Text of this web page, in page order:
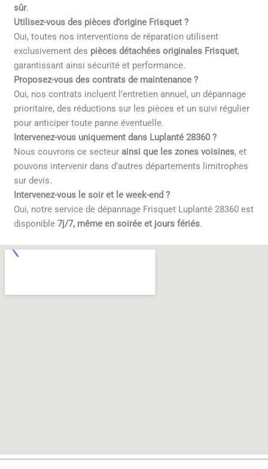
sûr.
Utilisez-vous des pièces d’origine Frisquet ?
Oui, toutes nos interventions de réparation utilisent
exclusivement des pièces détachées originales Frisquet,
garantissant ainsi sécurité et performance.
Proposez-vous des contrats de maintenance ?
Oui, nos contrats incluent l’entretien annuel, un dépannage
prioritaire, des réductions sur les pièces et un suivi régulier
pour anticiper toute panne éventuelle.
Intervenez-vous uniquement dans Luplanté 28360 ?
Nous couvrons ce secteur ainsi que les zones voisines, et
pouvons intervenir dans d’autres départements limitrophes
sur devis.
Intervenez-vous le soir et le week-end ?
Oui, notre service de dépannage Frisquet Luplanté 28360 est
disponible7j/7, même en soirée et jours fériés.